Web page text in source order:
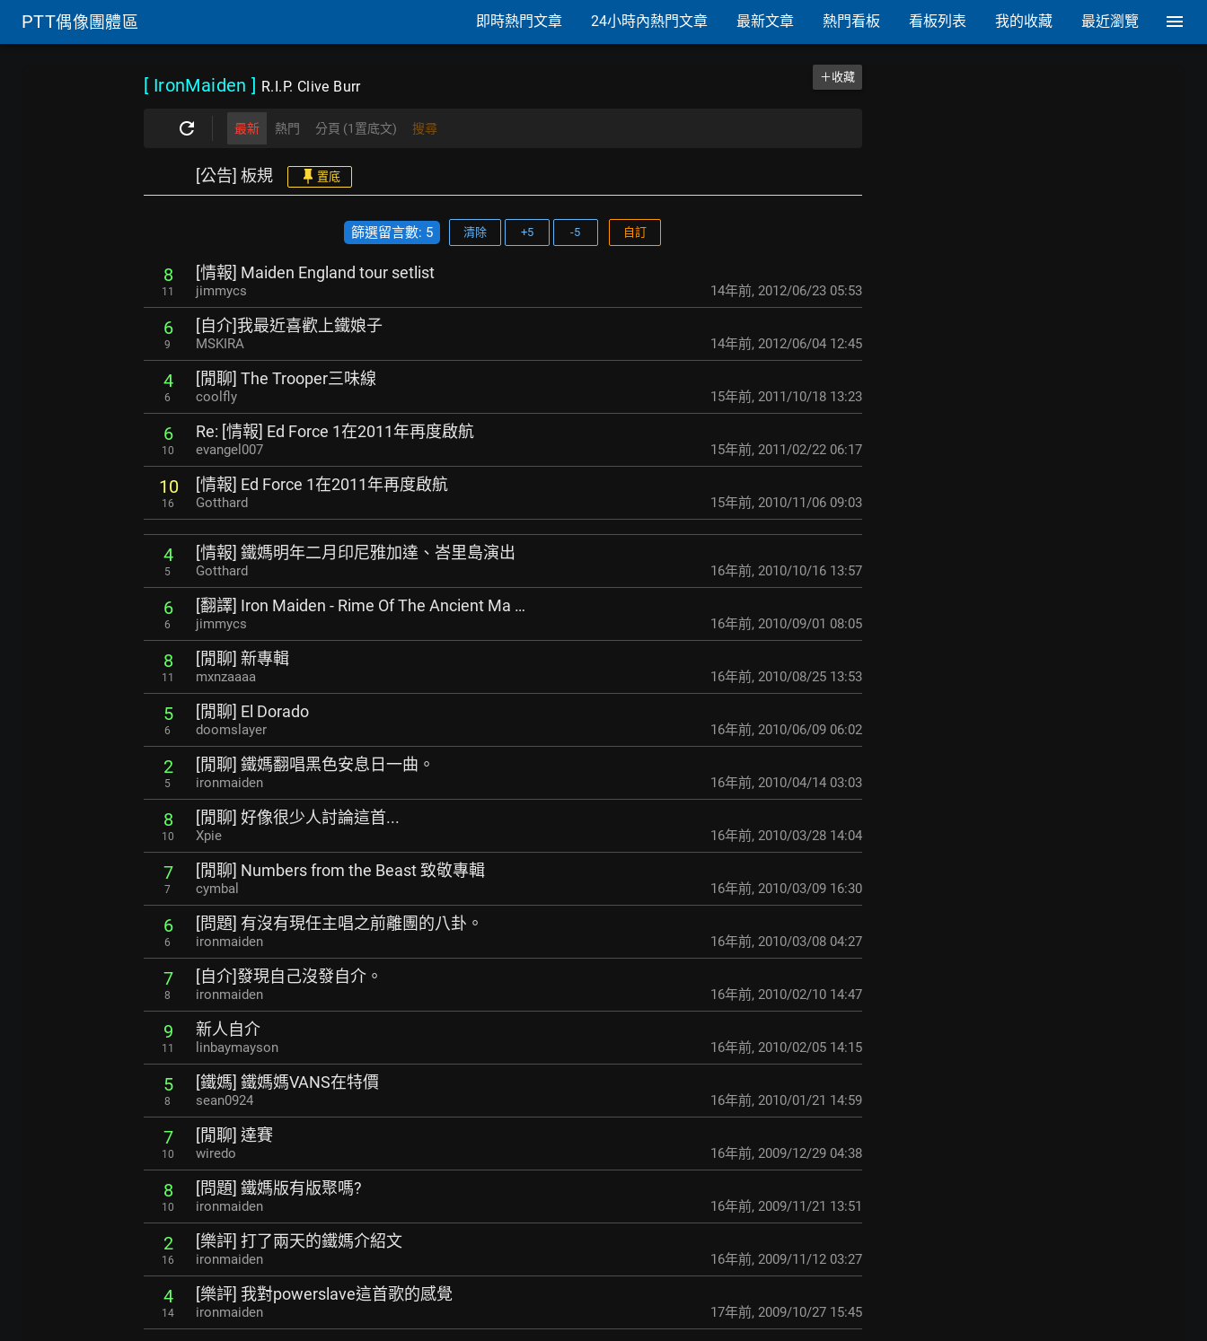
PTT偶像團體區 即時熱門文章 24小時內熱門文章 最新文章 熱門看板 看板列表 我的收藏 最近瀏覽
[ IronMaiden ] R.I.P. Clive Burr
＋收藏
最新 熱門 分頁 (1置底文) 搜尋
[公告] 板規 置底
篩選留言數: 5 清除 +5 -5 自訂
8
11
[情報] Maiden England tour setlist
jimmycs 14年前, 2012/06/23 05:53
6
9
[自介]我最近喜歡上鐵娘子
MSKIRA 14年前, 2012/06/04 12:45
4
6
[閒聊] The Trooper三味線
coolfly 15年前, 2011/10/18 13:23
6
10
Re: [情報] Ed Force 1在2011年再度啟航
evangel007 15年前, 2011/02/22 06:17
10
16
[情報] Ed Force 1在2011年再度啟航
Gotthard 15年前, 2010/11/06 09:03
4
5
[情報] 鐵媽明年二月印尼雅加達、峇里島演出
Gotthard 16年前, 2010/10/16 13:57
6
6
[翻譯] Iron Maiden - Rime Of The Ancient Ma …
jimmycs 16年前, 2010/09/01 08:05
8
11
[閒聊] 新專輯
mxnzaaaa 16年前, 2010/08/25 13:53
5
6
[閒聊] El Dorado
doomslayer 16年前, 2010/06/09 06:02
2
5
[閒聊] 鐵媽翻唱黑色安息日一曲。
ironmaiden 16年前, 2010/04/14 03:03
8
10
[閒聊] 好像很少人討論這首...
Xpie 16年前, 2010/03/28 14:04
7
7
[閒聊] Numbers from the Beast 致敬專輯
cymbal 16年前, 2010/03/09 16:30
6
6
[問題] 有沒有現任主唱之前離團的八卦。
ironmaiden 16年前, 2010/03/08 04:27
7
8
[自介]發現自己沒發自介。
ironmaiden 16年前, 2010/02/10 14:47
9
11
新人自介
linbaymayson 16年前, 2010/02/05 14:15
5
8
[鐵媽] 鐵媽媽VANS在特價
sean0924 16年前, 2010/01/21 14:59
7
10
[閒聊] 達賽
wiredo 16年前, 2009/12/29 04:38
8
10
[問題] 鐵媽版有版聚嗎?
ironmaiden 16年前, 2009/11/21 13:51
2
16
[樂評] 打了兩天的鐵媽介紹文
ironmaiden 16年前, 2009/11/12 03:27
4
14
[樂評] 我對powerslave這首歌的感覺
ironmaiden 17年前, 2009/10/27 15:45